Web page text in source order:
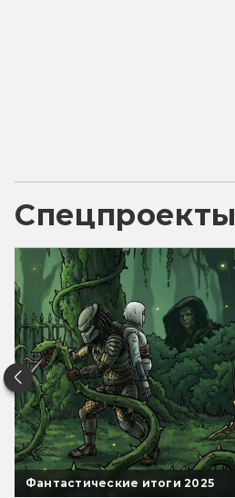
Спецпроекты
Фантастические итоги 2025